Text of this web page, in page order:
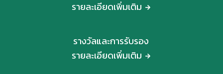
รายละเอียดเพิ่มเติม
รางวัลและการรับรอง
รายละเอียดเพิ่มเติม